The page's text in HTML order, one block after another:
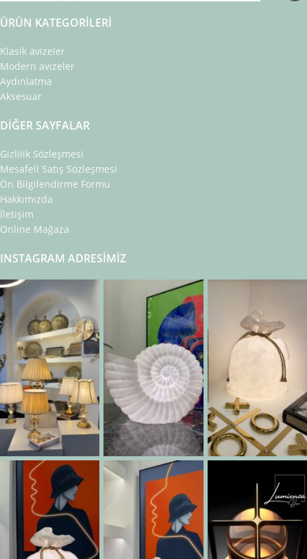
ÜRÜN KATEGORILERI
Klasik avizeler
Modern avizeler
Aydınlatma
Aksesuar
DIĞER SAYFALAR
Gizlilik Sözleşmesi
Mesafeli Satış Sözleşmesi
Ön Bilgilendirme Formu
Hakkımızda
İletişim
Online Mağaza
INSTAGRAM ADRESIMIZ